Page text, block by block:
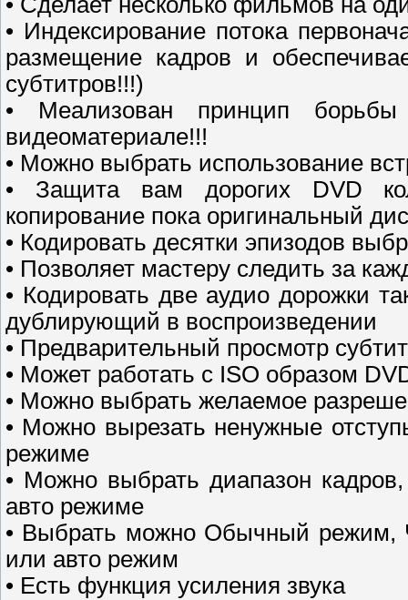
• Индексирование потока
размещение кадров и
субтитров!!!)
• Меализован принцип
видеоматериале!!!
• Можно выбрать использование
• Защита вам дорогих DVD
копирование пока оригинальный
• Кодировать десятки эпизодов
• Позволяет мастеру следить за
• Кодировать две аудио дорожки
дублирующий в воспроизведении
• Предварительный просмотр
• Может работать с ISO образом
• Можно выбрать желаемое
• Можно вырезать ненужные
режиме
• Можно выбрать диапазон
авто режиме
• Выбрать можно Oбычный peжим,
или авто режим
• Есть функция усиления звука